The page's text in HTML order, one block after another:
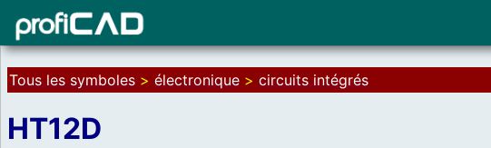
Tous les symboles > électronique > circuits intégrés
HT12D